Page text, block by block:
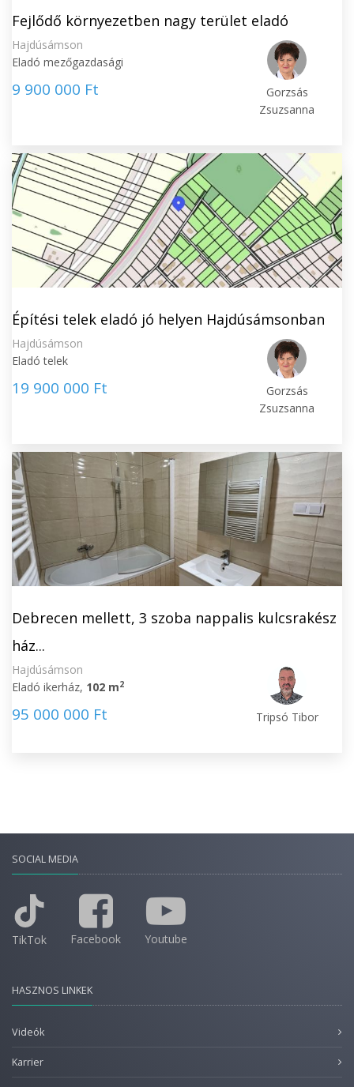
Fejlődő környezetben nagy terület eladó
Hajdúsámson
Eladó mezőgazdasági
9 900 000 Ft
Gorzsás
Zsuzsanna
Építési telek eladó jó helyen Hajdúsámsonban
Hajdúsámson
Eladó telek
19 900 000 Ft
Gorzsás
Zsuzsanna
Debrecen mellett, 3 szoba nappalis kulcsrakész
ház...
Hajdúsámson
Eladó ikerház, 102 m2
95 000 000 Ft Tripsó Tibor
SOCIAL MEDIA
TikTok Facebook Youtube
HASZNOS LINKEK
Videók
Karrier